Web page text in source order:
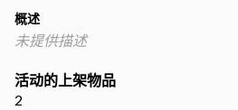
概述
未提供描述
活动的上架物品
2